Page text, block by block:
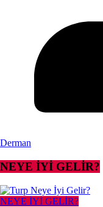
Derman
NEYE İYİ GELİR?
NEYE İYİ GELİR?